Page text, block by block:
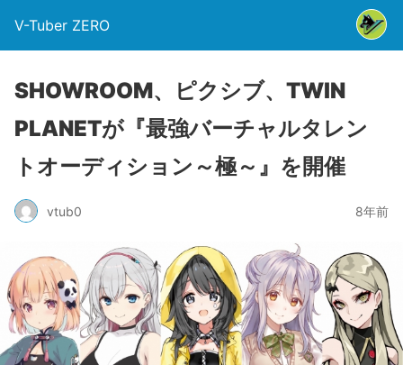
V-Tuber ZERO
SHOWROOM、ピクシブ、TWIN
PLANETが『最強バーチャルタレン
トオーディション～極～』を開催
vtub0 8年前